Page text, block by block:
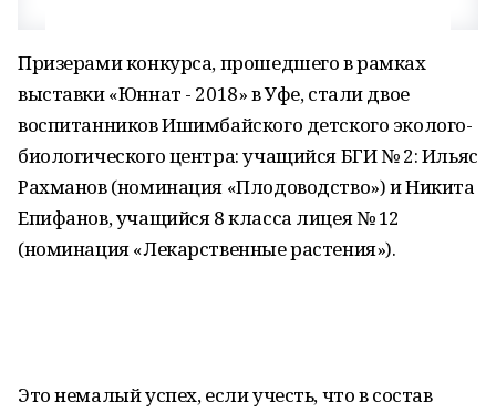
Призерами конкурса, прошедшего в рамках
выставки «Юннат - 2018» в Уфе, стали двое
воспитанников Ишимбайского детского эколого-
биологического центра: учащийся БГИ № 2: Ильяс
Рахманов (номинация «Плодоводство») и Никита
Епифанов, учащийся 8 класса лицея № 12
(номинация «Лекарственные растения»).
Это немалый успех, если учесть, что в состав